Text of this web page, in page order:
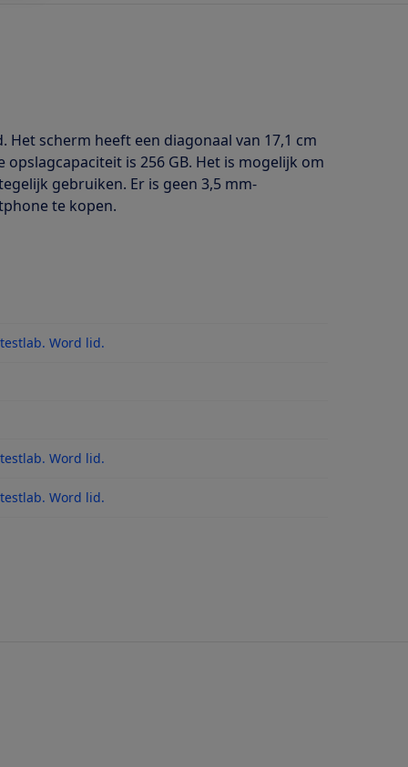
Het scherm heeft een diagonaal van 17,1 cm
is 256 GB. Het is mogelijk om
gebruiken. Er is geen 3,5 mm-
te kopen.
Word lid.
Word lid.
updatesWord lid.